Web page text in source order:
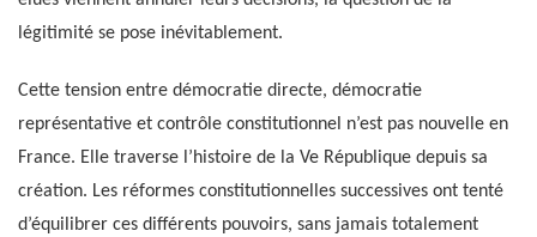
légitimité se pose inévitablement.
Cette tension entre démocratie directe, démocratie
représentative et contrôle constitutionnel n’est pas nouvelle en
France. Elle traverse l’histoire de la Ve République depuis sa
création. Les réformes constitutionnelles successives ont tenté
d’équilibrer ces différents pouvoirs, sans jamais totalement